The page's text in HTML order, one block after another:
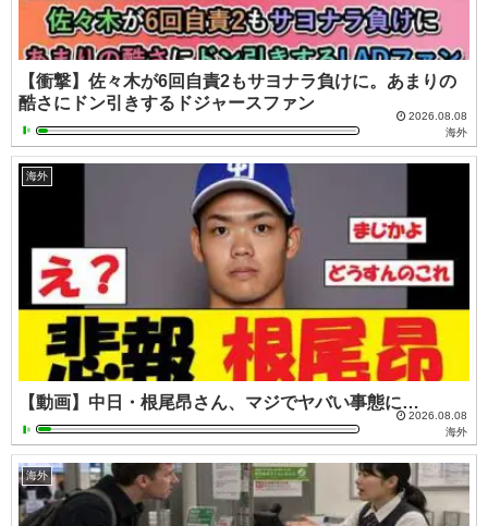
【衝撃】佐々木が6回自責2もサヨナラ負けに。あまりの
酷さにドン引きするドジャースファン
2026.08.08
海外
海外
【動画】中日・根尾昂さん、マジでヤバい事態に…
2026.08.08
海外
海外